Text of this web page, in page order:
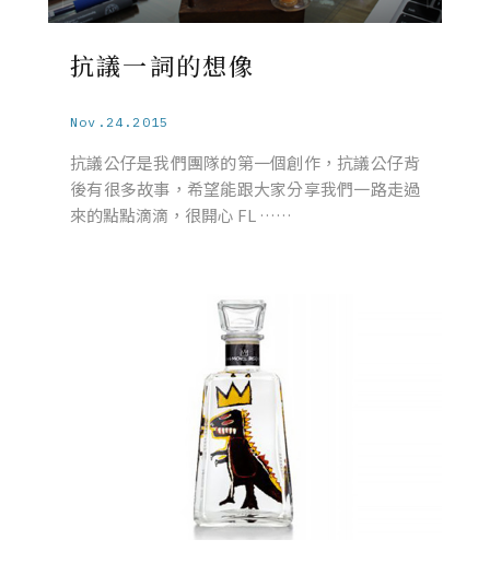
抗議一詞的想像
Nov.24.2015
抗議公仔是我們團隊的第一個創作，抗議公仔背
後有很多故事，希望能跟大家分享我們一路走過
來的點點滴滴，很開心 FL ……